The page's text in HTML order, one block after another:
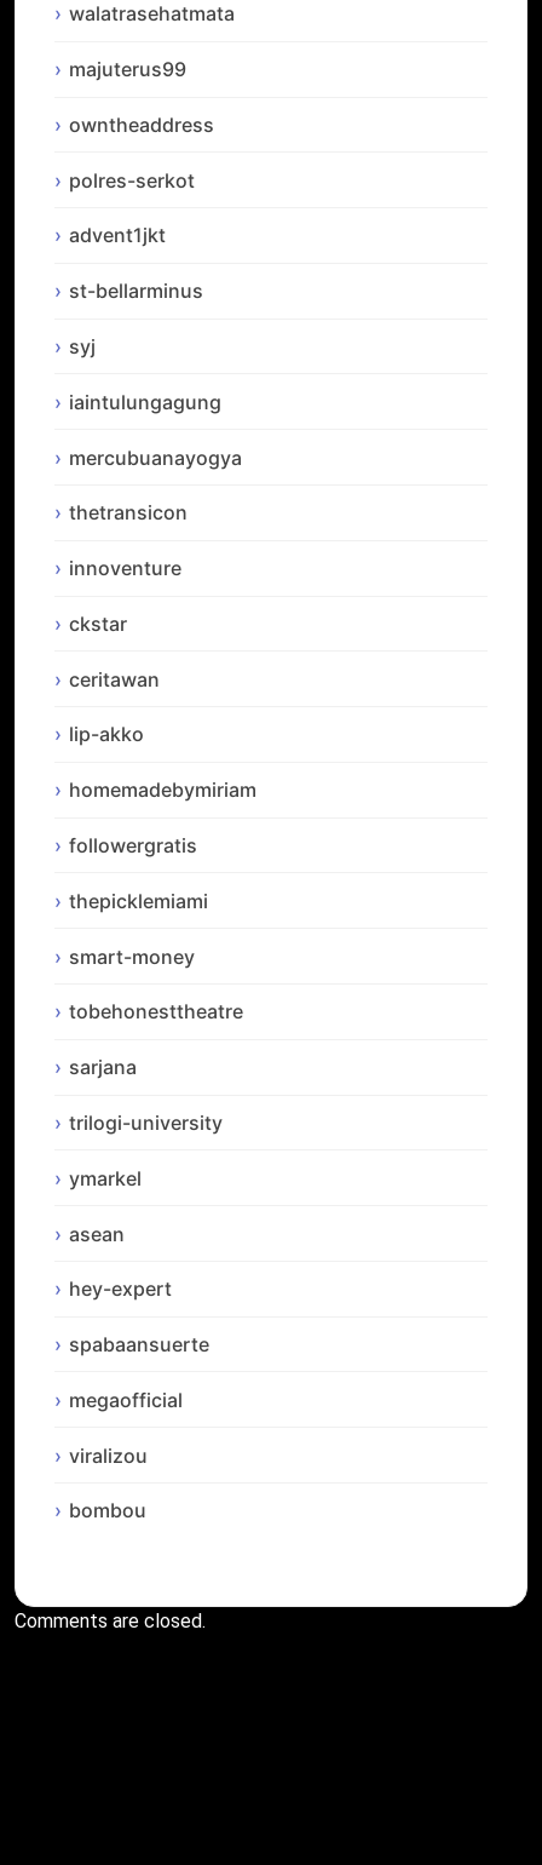
walatrasehatmata
majuterus99
owntheaddress
polres-serkot
advent1jkt
st-bellarminus
syj
iaintulungagung
mercubuanayogya
thetransicon
innoventure
ckstar
ceritawan
lip-akko
homemadebymiriam
followergratis
thepicklemiami
smart-money
tobehonesttheatre
sarjana
trilogi-university
ymarkel
asean
hey-expert
spabaansuerte
megaofficial
viralizou
bombou
Comments are closed.